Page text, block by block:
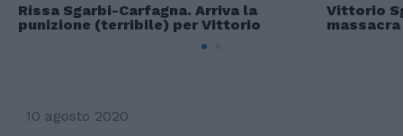
Rissa Sgarbi-Carfagna. Arriva la
punizione (terribile) per Vittorio
Vittorio
10 agosto 2020